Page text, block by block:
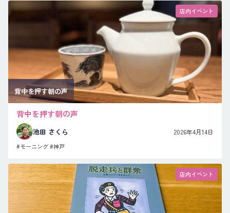
店内イベント
背中を押す朝の声
背中を押す朝の声
池田 さくら 2026年4月14日
#モーニング#神戸
店内イベント